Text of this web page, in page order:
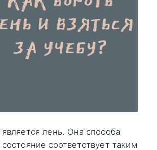
лень. Она способа
соответствует таким